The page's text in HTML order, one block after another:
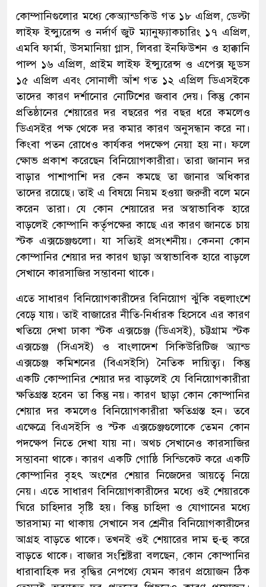
কোম্পানিগুলোর মধ্যে কেঅ্যান্ডকিউ গত ১৮ এপ্রিল, ডেল্টা
লাইফ ইন্স্যুরেন্স ও নর্দার্ণ জুট ম্যানুফ্যাকচারিং ১৭ এপ্রিল,
এমবি ফার্মা, উসমানিয়া গ্লাস, লিবরা ইনফিউশন ও হাক্কানি
পাল্প ১৬ এপ্রিল, প্রাইম লাইফ ইন্স্যুরেন্স ও এপেক্স ফুডস
১৫ এপ্রিল এবং সোনালী আঁশ গত ১২ এপ্রিল ডিএসইকে
তাদের কারণ দর্শানোর নোটিশের জবাব দেয়। কিন্তু কোন
প্রতিষ্ঠানের শেয়ারের দর বছরের পর বছর ধরে কমলেও
ডিএসইর পক্ষ থেকে দর কমার কারণ অনুসন্ধান করে না।
কিংবা পতন রোধেও কার্যকর পদক্ষেপ নেয়া হয় না। ফলে
ক্ষোভ প্রকাশ করেছেন বিনিয়োগকারীরা। তারা জানান দর
বাড়ার পাশাপাশি দর কেন কমছে তা জানার অধিকার
তাদের রয়েছে। তাই এ বিষয়ে নিয়ম হওয়া জরুরী বলে মনে
করেন তারা। যে কোন শেয়ারের দর অস্বাভাবিক হারে
বাড়লেই কোম্পানি কর্তৃপক্ষের কাছে এর কারণ জানতে চায়
স্টক এক্সচেঞ্জগুলো। যা সত্যিই প্রসংশনীয়। কেননা কোন
কোম্পানির শেয়ার দর কারণ ছাড়া অস্বাভাবিক হারে বাড়লে
সেখানে কারসাজির সম্ভাবনা থাকে।
এতে সাধারণ বিনিয়োগকারীদের বিনিয়োগ ঝুঁকি বহুলাংশে
বেড়ে যায়। তাই বাজারের নীতি-নির্ধারক হিসেবে এর কারণ
খতিয়ে দেখা ঢাকা স্টক এক্সচেঞ্জ (ডিএসই), চট্টগ্রাম স্টক
এক্সচেঞ্জ (সিএসই) ও বাংলাদেশ সিকিউরিটিজ অ্যান্ড
এক্সচেঞ্জ কমিশনের (বিএসইসি) নৈতিক দায়িত্ব্য। কিন্তু
একটি কোম্পানির শেয়ার দর বাড়লেই যে বিনিয়োগকারীরা
ক্ষতিগ্রস্ত হবেন তা কিন্তু নয়। কারণ ছাড়া কোন কোম্পানির
শেয়ার দর কমলেও বিনিয়োগকারীরা ক্ষতিগ্রস্ত হন। তবে
এক্ষেত্রে বিএসইসি ও স্টক এক্সচেঞ্জগুলোকে তেমন কোন
পদক্ষেপ নিতে দেখা যায় না। অথচ সেখানেও কারসাজির
সম্ভাবনা থাকে। কারণ একটি গোষ্ঠি সিন্ডিকেট করে একটি
কোম্পানির বৃহৎ অংশের শেয়ার নিজেদের আয়ত্বে নিয়ে
নেয়। এতে সাধারণ বিনিয়োগকারীদের মধ্যে ওই শেয়ারকে
ঘিরে চাহিদার সৃষ্টি হয়। কিন্তু চাহিদা ও যোগানের মধ্যে
ভারসাম্য না থাকায় সেখানে সব শ্রেনীর বিনিয়োগকারীদের
আগ্রহ বাড়তে থাকে। তখনই ওই শেয়ারের দাম হু-হু করে
বাড়তে থাকে। বাজার সংশ্লিষ্টরা বলছেন, কোন কোম্পানির
ধারাবাহিক দর বৃদ্ধির নেপথ্যে যেমন কারণ প্রয়োজন ঠিক